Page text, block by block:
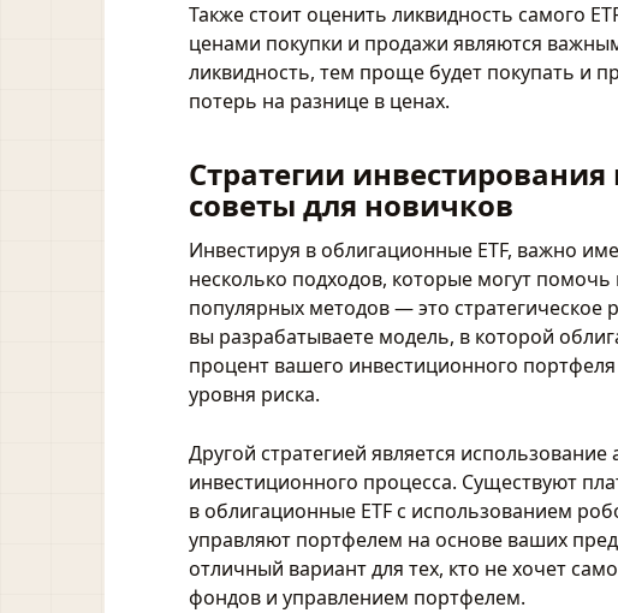
Также стоит оценить ликвидность самого
ценами покупки и продажи являются
ликвидность, тем проще будет покупать и
потерь на разнице в ценах.
Стратегии
советы для новичков
Инвестируя в облигационные ETF, важно
несколько подходов, которые могут
популярных методов — это стратегическое
вы разрабатываете модель, в которой
процент вашего инвестиционного
уровня риска.
Другой стратегией является
инвестиционного процесса. Существуют
в облигационные ETF с использованием
управляют портфелем на основе ваших
отличный вариант для тех, кто не хочет
фондов и управлением портфелем.